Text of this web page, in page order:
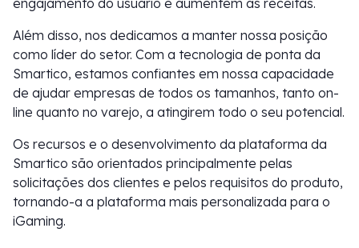
engajamento do usuário e aumentem as receitas.
Além disso, nos dedicamos a manter nossa posição
como líder do setor. Com a tecnologia de ponta da
Smartico, estamos confiantes em nossa capacidade
de ajudar empresas de todos os tamanhos, tanto on-
line quanto no varejo, a atingirem todo o seu potencial.
Os recursos e o desenvolvimento da plataforma da
Smartico são orientados principalmente pelas
solicitações dos clientes e pelos requisitos do produto,
tornando-a a plataforma mais personalizada para o
iGaming.